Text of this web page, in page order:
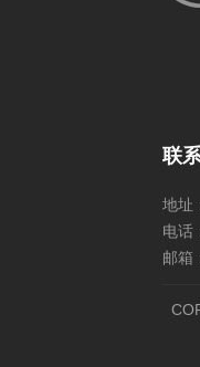
联
地址
电话
邮箱